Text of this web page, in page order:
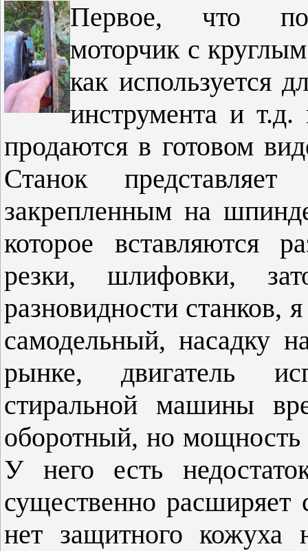
Первое, что
моторчик с
как используется
инструмента и
продаются в готовом
Станок
закрепленным на
которое вставляются
резки, шлифовки,
разновидности станков,
самодельный, насадку
рынке, двигатель
стиральной машины
оборотный, но мощность
У него есть
существенно расширяет
нет защитного кожуха